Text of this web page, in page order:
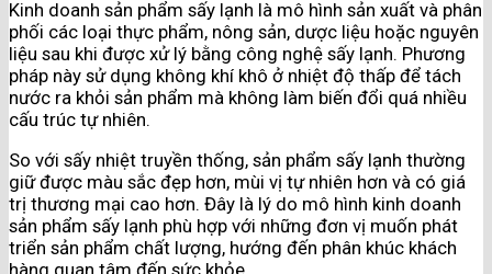
Kinh doanh sản phẩm sấy lạnh là mô hình sản xuất và phân
phối các loại thực phẩm, nông sản, dược liệu hoặc nguyên
liệu sau khi được xử lý bằng công nghệ sấy lạnh. Phương
pháp này sử dụng không khí khô ở nhiệt độ thấp để tách
nước ra khỏi sản phẩm mà không làm biến đổi quá nhiều
cấu trúc tự nhiên.
So với sấy nhiệt truyền thống, sản phẩm sấy lạnh thường
giữ được màu sắc đẹp hơn, mùi vị tự nhiên hơn và có giá
trị thương mại cao hơn. Đây là lý do mô hình kinh doanh
sản phẩm sấy lạnh phù hợp với những đơn vị muốn phát
triển sản phẩm chất lượng, hướng đến phân khúc khách
hàng quan tâm đến sức khỏe.